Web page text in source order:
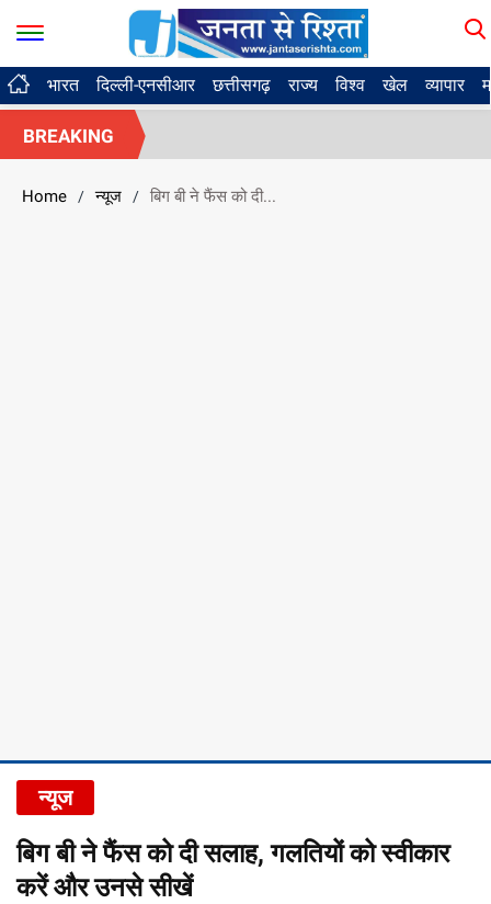
भारत दिल्ली-एनसीआर छत्तीसगढ़ राज्य विश्व खेल व्यापार
BREAKING
Home / न्यूज / बिग बी ने फैंस को दी...
न्यूज
बिग बी ने फैंस को दी सलाह, गलतियों को स्वीकार
करें और उनसे सीखें